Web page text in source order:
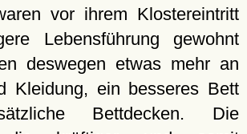
vor ihrem Klostereintritt
Lebensführung gewohnt
deswegen etwas mehr an
Kleidung, ein besseres Bett
Bettdecken. Die